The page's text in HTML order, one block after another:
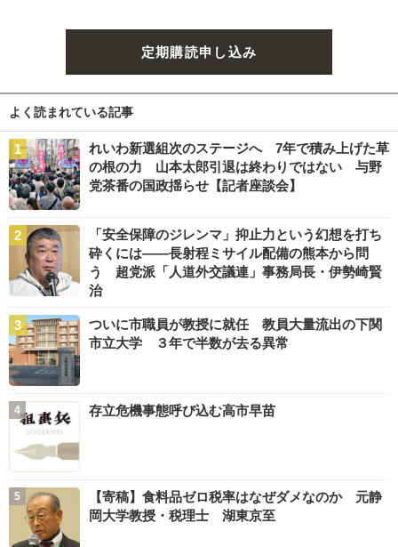
定期購読申し込み
よく読まれている記事
れいわ新選組次のステージへ 7年で積み上げた草
の根の力 山本太郎引退は終わりではない 与野
党茶番の国政揺らせ【記者座談会】
「安全保障のジレンマ」抑止力という幻想を打ち
砕くには――長射程ミサイル配備の熊本から問
う 超党派「人道外交議連」事務局長・伊勢崎賢
治
ついに市職員が教授に就任 教員大量流出の下関
市立大学 ３年で半数が去る異常
存立危機事態呼び込む高市早苗
【寄稿】食料品ゼロ税率はなぜダメなのか 元静
岡大学教授・税理士 湖東京至